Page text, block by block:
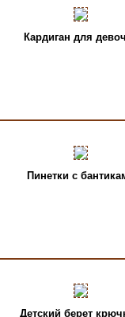
Кардиган для
Пинетки с
Детский берет